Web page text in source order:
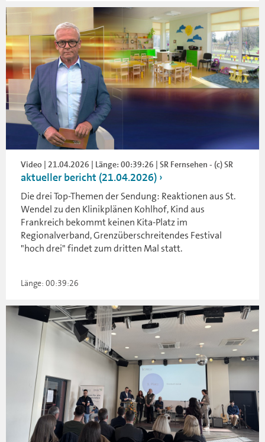
Video | 21.04.2026 | Länge: 00:39:26 | SR Fernsehen - (c) SR
aktueller bericht (21.04.2026)
Die drei Top-Themen der Sendung: Reaktionen aus St.
Wendel zu den Klinikplänen Kohlhof, Kind aus
Frankreich bekommt keinen Kita-Platz im
Regionalverband, Grenzüberschreitendes Festival
"hoch drei" findet zum dritten Mal statt.
Länge: 00:39:26